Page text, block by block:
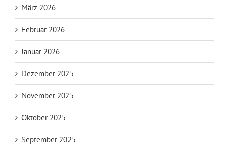
März 2026
Februar 2026
Januar 2026
Dezember 2025
November 2025
Oktober 2025
September 2025